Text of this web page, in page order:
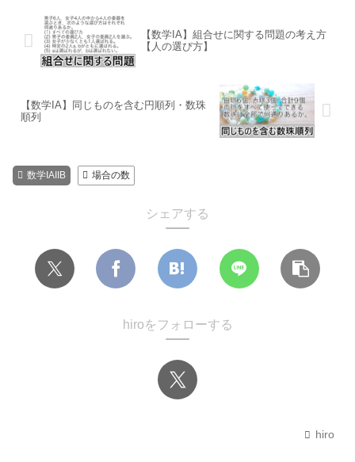
【数学IA】組合せに関する問題の考え方
【人の選び方】
【数学IA】同じものを含む円順列・数珠
順列
数学IAIIB 場合の数
シェアする
hiroをフォローする
hiro